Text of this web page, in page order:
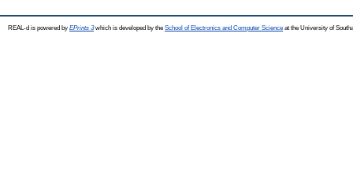
REAL-d is powered by EPrints 3which is developed by the School of Electronics and Computer Science at the University of